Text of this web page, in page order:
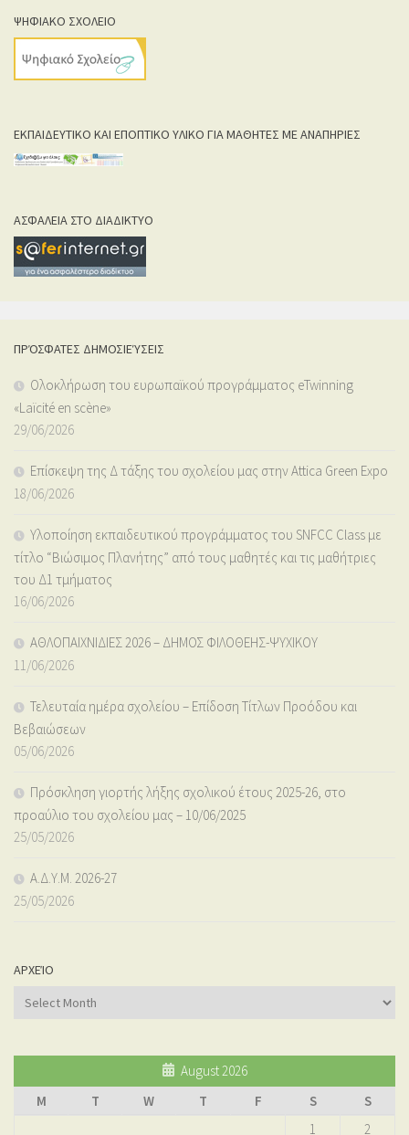
ΨΗΦΙΑΚΟ ΣΧΟΛΕΙΟ
ΕΚΠΑΙΔΕΥΤΙΚΟ ΚΑΙ ΕΠΟΠΤΙΚΟ ΥΛΙΚΟ ΓΙΑ ΜΑΘΗΤΕΣ ΜΕ ΑΝΑΠΗΡΙΕΣ
ΑΣΦΑΛΕΙΑ ΣΤΟ ΔΙΑΔΙΚΤΥΟ
ΠΡΌΣΦΑΤΕΣ ΔΗΜΟΣΙΕΎΣΕΙΣ
Ολοκλήρωση του ευρωπαϊκού προγράμματος eTwinning
«Laïcité en scène»
29/06/2026
Επίσκεψη της Δ τάξης του σχολείου μας στην Attica Green Expo
18/06/2026
Υλοποίηση εκπαιδευτικού προγράμματος του SNFCC Class με
τίτλο “Βιώσιμος Πλανήτης” από τους μαθητές και τις μαθήτριες
του Δ1 τμήματος
16/06/2026
ΑΘΛΟΠΑΙΧΝΙΔΙΕΣ 2026 – ΔΗΜΟΣ ΦΙΛΟΘΕΗΣ-ΨΥΧΙΚΟΥ
11/06/2026
Τελευταία ημέρα σχολείου – Επίδοση Τίτλων Προόδου και
Βεβαιώσεων
05/06/2026
Πρόσκληση γιορτής λήξης σχολικού έτους 2025-26, στο
προαύλιο του σχολείου μας – 10/06/2025
25/05/2026
Α.Δ.Υ.Μ. 2026-27
25/05/2026
ΑΡΧΕΊΟ
Αρχείο
August 2026
M
T W T F S
S
1
2